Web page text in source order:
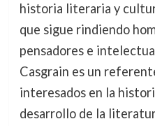
historia literaria y
que sigue rindiendo
pensadores e
Casgrain es un
interesados en la
desarrollo de la